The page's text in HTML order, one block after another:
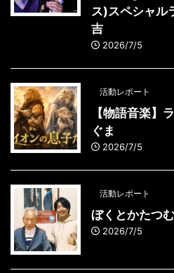
ス)スペシャル
吉
2026/7/5
活動レポート
【物語音楽】
ぐま
2026/7/5
活動レポート
ぼくとかたつ
2026/7/5